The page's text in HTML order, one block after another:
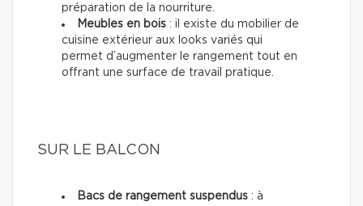
préparation de la nourriture.
Meubles en bois : il existe du mobilier de
cuisine extérieur aux looks variés qui
permet d’augmenter le rangement tout en
offrant une surface de travail pratique.
SUR LE BALCON
Bacs de rangement suspendus : à